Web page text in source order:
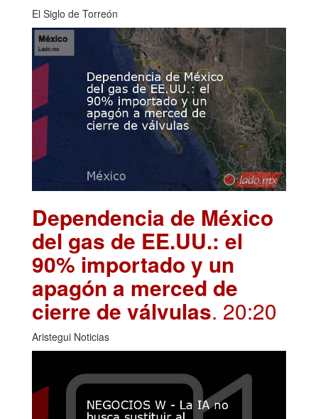
El Siglo de Torreón
Dependencia de México
del gas de EE.UU.: el
90% importado y un
apagón a merced de
cierre de válvulas. 20:20
Aristegui Noticias